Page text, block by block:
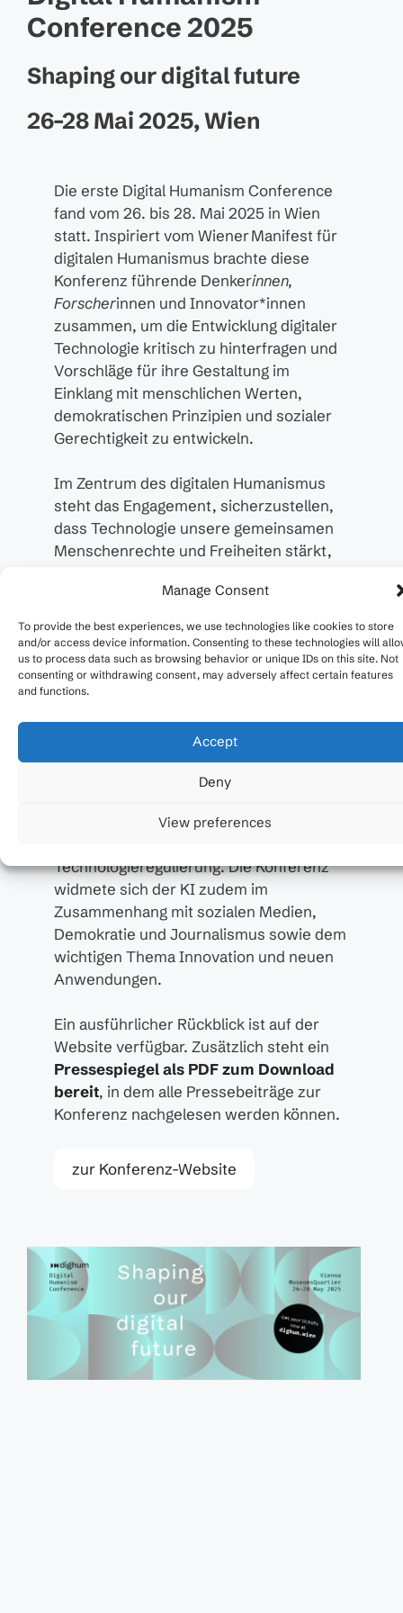
Manage Consent
To provide the best experiences, we use technologies like cookies to store
and/or access device information. Consenting to these technologies will
us to process data such as browsing behavior or unique IDs on this site. Not
consenting or withdrawing consent, may adversely affect certain features
and functions.
Accept
Deny
View preferences
Conference 2025
Shaping our digital future
26–28 Mai 2025, Wien
Die erste Digital Humanism Conference
fand vom 26. bis 28. Mai 2025 in Wien
statt. Inspiriert vom Wiener Manifest für
digitalen Humanismus brachte diese
Konferenz führende Denkerinnen,
Forscherinnen und Innovator*innen
zusammen, um die Entwicklung digitaler
Technologie kritisch zu hinterfragen und
Vorschläge für ihre Gestaltung im
Einklang mit menschlichen Werten,
demokratischen Prinzipien und sozialer
Gerechtigkeit zu entwickeln.
Im Zentrum des digitalen Humanismus
steht das Engagement, sicherzustellen,
dass Technologie unsere gemeinsamen
Menschenrechte und Freiheiten stärkt,
diskutierten wir, wie wir Mensch und
Gesellschaft in unserer digitalen Zukunft
wieder in den Mittelpunkt stellen können.
Dazu gehörte vor allem die Gestaltung
zu Fragen von Erklärbarkeit, Transparenz
oder Fairness. Thematisiert wurden auch
Macht der Technologieplattformen sowie
Technologieregulierung. Die Konferenz
widmete sich der KI zudem im
Zusammenhang mit sozialen Medien,
Demokratie und Journalismus sowie dem
wichtigen Thema Innovation und neuen
Anwendungen.
Ein ausführlicher Rückblick ist auf der
Website verfügbar. Zusätzlich steht ein
Pressespiegel als PDF zum Download
bereit, in dem alle Pressebeiträge zur
Konferenz nachgelesen werden können.
zur Konferenz-Website